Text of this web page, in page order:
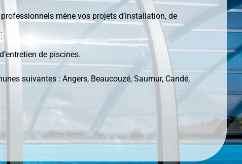
mène vos projets d’installation, de
de piscines.
suivantes : Angers, Beaucouzé, Saumur, Candé,